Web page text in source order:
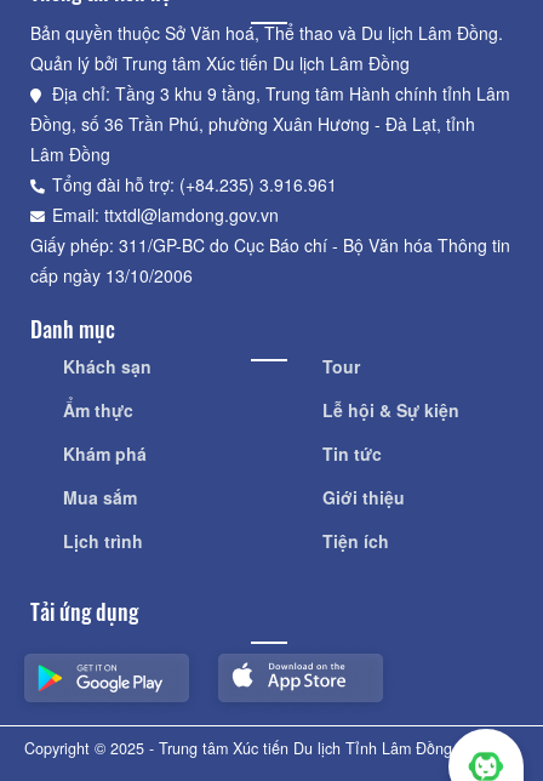
Bản quyền thuộc Sở Văn hoá, Thể thao và Du lịch Lâm Đồng.
Quản lý bởi Trung tâm Xúc tiến Du lịch Lâm Đồng
Địa chỉ: Tầng 3 khu 9 tầng, Trung tâm Hành chính tỉnh Lâm
Đồng, số 36 Trần Phú, phường Xuân Hương - Đà Lạt, tỉnh
Lâm Đồng
Tổng đài hỗ trợ: (+84.235) 3.916.961
Email: ttxtdl@lamdong.gov.vn
Giấy phép: 311/GP-BC do Cục Báo chí - Bộ Văn hóa Thông tin
cấp ngày 13/10/2006
Danh mục
Khách sạn
Ẩm thực
Khám phá
Mua sắm
Lịch trình
Tour
Lễ hội & Sự kiện
Tin tức
Giới thiệu
Tiện ích
Tải ứng dụng
Copyright © 2025 - Trung tâm Xúc tiến Du lịch Tỉnh Lâm Đồng